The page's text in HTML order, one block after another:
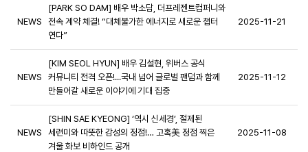
NEWS
[PARK SO DAM] 배우 박소담, 더프레젠트컴퍼니와
전속 계약 체결! “대체불가한 에너지로 새로운 챕터
연다”
2025-11-21
NEWS
[KIM SEOL HYUN] 배우 김설현, 위버스 공식
커뮤니티 전격 오픈!...국내 넘어 글로벌 팬덤과 함께
만들어갈 새로운 이야기에 기대 집중
2025-11-12
NEWS
[SHIN SAE KYEONG] ‘역시 신세경’, 절제된
세련미와 따뜻한 감성의 정점!… 고혹美 정점 찍은
겨울 화보 비하인드 공개
2025-11-08